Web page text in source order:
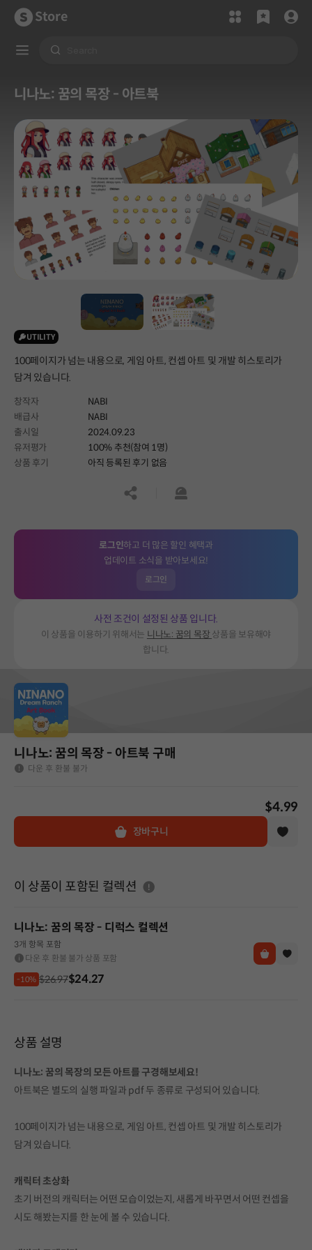
Store
니나노: 꿈의 목장 - 아트북
UTILITY
100페이지가 넘는 내용으로, 게임 아트, 컨셉 아트 및 개발 히스토리가
담겨 있습니다.
창작자
NABI
배급사
NABI
출시일
2024.09.23
유저평가
100% 추천(참여 1명)
상품 후기
아직 등록된 후기 없음
공유하기신고하기
로그인하고 더 많은 할인 혜택과
업데이트 소식을 받아보세요!
로그인
사전 조건이 설정된 상품 입니다.
이 상품을 이용하기 위해서는 니나노: 꿈의 목장 상품을 보유해야
합니다.
니나노: 꿈의 목장 - 아트북 구매
다운 후 환불 불가
$4.99
장바구니
이 상품이 포함된 컬렉션 도움말
니나노: 꿈의 목장 - 디럭스 컬렉션
3개 항목 포함
다운 후 환불 불가 상품 포함
-10% $26.97$24.27
상품 설명
니나노: 꿈의 목장의 모든 아트를 구경해보세요!
아트북은 별도의 실행 파일과 pdf 두 종류로 구성되어 있습니다.
100페이지가 넘는 내용으로, 게임 아트, 컨셉 아트 및 개발 히스토리가
담겨 있습니다.
캐릭터 초상화
초기 버전의 캐릭터는 어떤 모습이었는지, 새롭게 바꾸면서 어떤 컨셉을
시도 해봤는지를 한 눈에 볼 수 있습니다.